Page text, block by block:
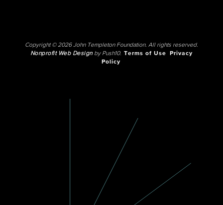
Copyright © 2026 John Templeton Foundation. All rights reserved.
Nonprofit Web Designby Push10. Terms of Use
Privacy
Policy